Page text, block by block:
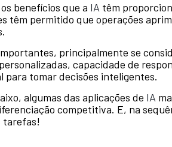
benefícios que a IA têm
têm permitido que operações
principalmente se
capacidade de
para tomar decisões inteligentes.
algumas das aplicações de IA
competitiva. E, na
tarefas!